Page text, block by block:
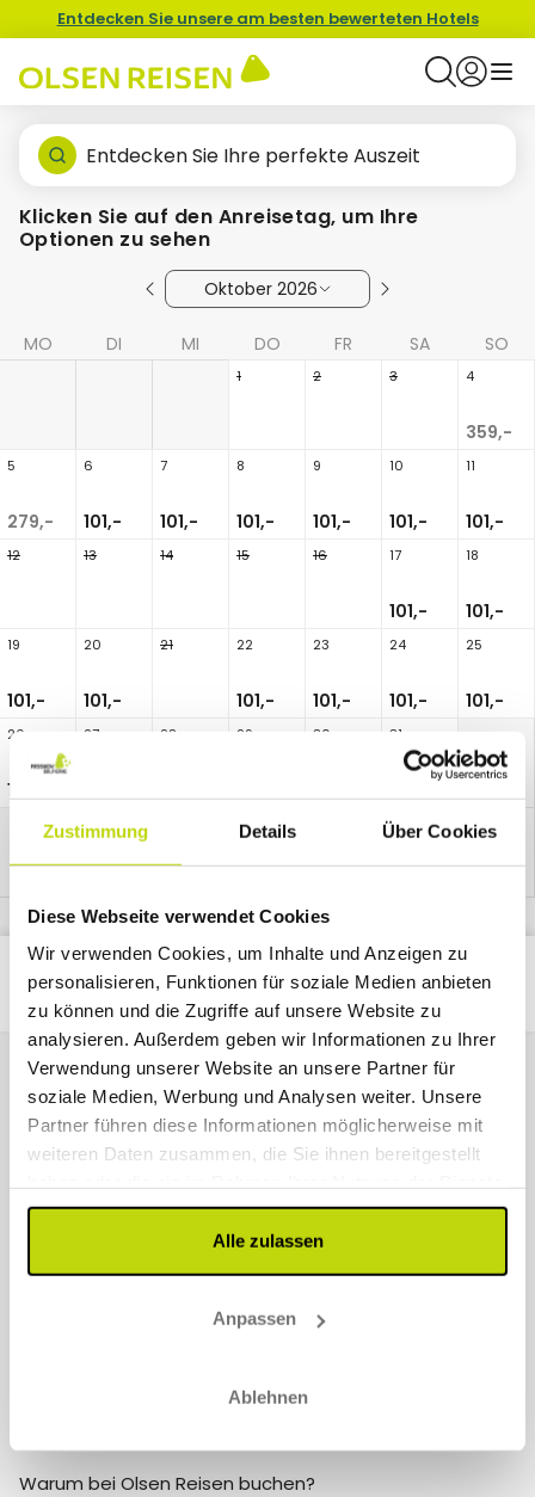
Zustimmung Details Über Cookies
Diese Webseite verwendet Cookies
Wir verwenden Cookies, um Inhalte und Anzeigen zu
personalisieren, Funktionen für soziale Medien anbieten
zu können und die Zugriffe auf unsere Website zu
analysieren. Außerdem geben wir Informationen zu Ihrer
Verwendung unserer Website an unsere Partner für
soziale Medien, Werbung und Analysen weiter. Unsere
Partner führen diese Informationen möglicherweise mit
weiteren Daten zusammen, die Sie ihnen bereitgestellt
gesammelt haben.
Alle zulassen
Anpassen
Ablehnen
Entdecken Sie unsere am besten bewerteten Hotels
Entdecken Sie Ihre perfekte Auszeit
Klicken Sie auf den Anreisetag, um Ihre
Optionen zu sehen
Oktober 2026
MO DI MI DO FR SA SO
1 2 3 4
359,-
5
279,-
6
101,-
7
101,-
8
101,-
9
101,-
10
101,-
11
101,-
12 13 14 15 16 17
101,-
18
101,-
19
101,-
20
101,-
21 22
101,-
23
101,-
24
101,-
25
101,-
26
101,-
27 28 29 30 31
Paket
Classic Nacht
1
Kontaktieren Sie uns
0800 723 8001
info@olsen-reisen.de
Unsere Öffnungszeiten sind:
Samstag – Sonntag 10–15 Uhr (MEZ)
Warum bei Olsen Reisen buchen?